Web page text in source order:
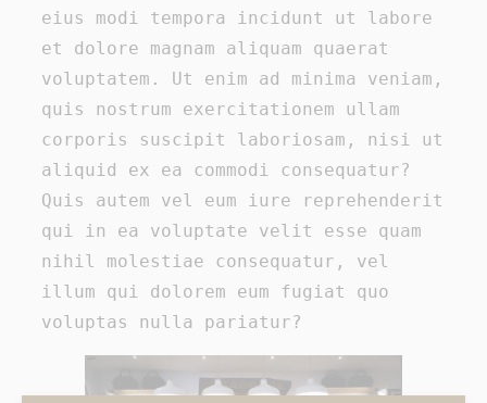
eius modi tempora incidunt ut labore
et dolore magnam aliquam quaerat
voluptatem. Ut enim ad minima veniam,
quis nostrum exercitationem ullam
corporis suscipit laboriosam, nisi ut
aliquid ex ea commodi consequatur?
Quis autem vel eum iure reprehenderit
qui in ea voluptate velit esse quam
nihil molestiae consequatur, vel
illum qui dolorem eum fugiat quo
voluptas nulla pariatur?